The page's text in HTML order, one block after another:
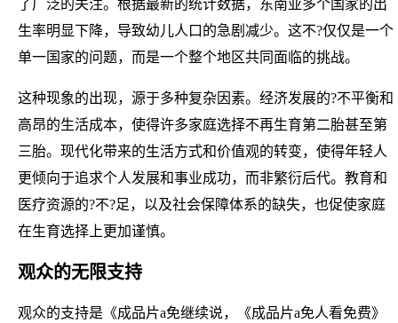
了广泛的关注。根据最新的统计数据，东南亚多个国家的出
生率明显下降，导致幼儿人口的急剧减少。这不?仅仅是一个
单一国家的问题，而是一个整个地区共同面临的挑战。
这种现象的出现，源于多种复杂因素。经济发展的?不平衡和
高昂的生活成本，使得许多家庭选择不再生育第二胎甚至第
三胎。现代化带来的生活方式和价值观的转变，使得年轻人
更倾向于追求个人发展和事业成功，而非繁衍后代。教育和
医疗资源的?不?足，以及社会保障体系的缺失，也促使家庭
在生育选择上更加谨慎。
观众的无限支持
观众的支持是《成品片a免继续说，《成品片a免人看免费》